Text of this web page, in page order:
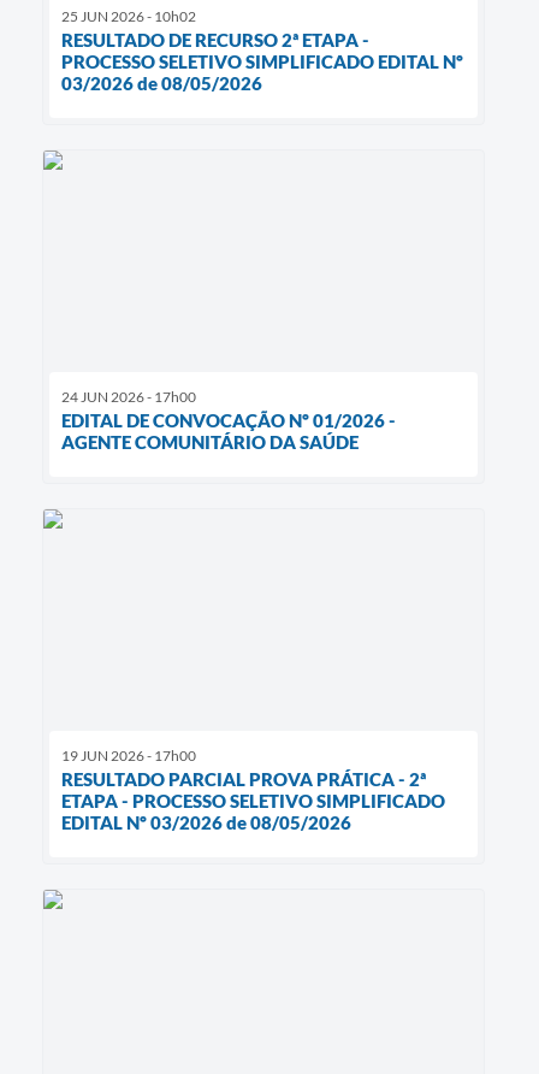
25 JUN 2026 - 10h02
RESULTADO DE RECURSO 2ª ETAPA -
PROCESSO SELETIVO SIMPLIFICADO EDITAL Nº
03/2026 de 08/05/2026
24 JUN 2026 - 17h00
EDITAL DE CONVOCAÇÃO Nº 01/2026 -
AGENTE COMUNITÁRIO DA SAÚDE
19 JUN 2026 - 17h00
RESULTADO PARCIAL PROVA PRÁTICA - 2ª
ETAPA - PROCESSO SELETIVO SIMPLIFICADO
EDITAL Nº 03/2026 de 08/05/2026